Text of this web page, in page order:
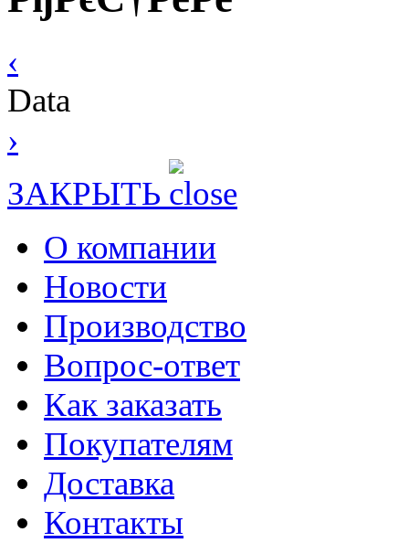
‹
Data
›
ЗАКРЫТЬ
О компании
Новости
Производство
Вопрос-ответ
Как заказать
Покупателям
Доставка
Контакты